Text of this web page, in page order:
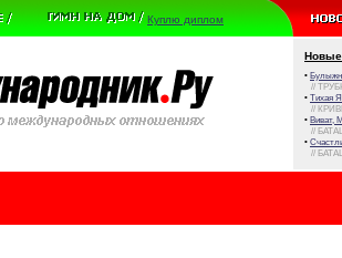
Куплю диплом
Новые
•
//
• Тихая
//
• Виват,
//
•
//